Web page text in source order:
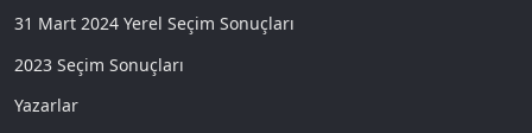
31 Mart 2024 Yerel Seçim Sonuçları
2023 Seçim Sonuçları
Yazarlar